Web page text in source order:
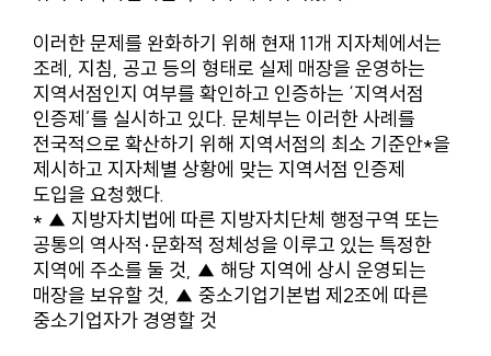
이러한 문제를 완화하기 위해 현재 11개 지자체에서는
조례, 지침, 공고 등의 형태로 실제 매장을 운영하는
지역서점인지 여부를 확인하고 인증하는 ‘지역서점
인증제’를 실시하고 있다. 문체부는 이러한 사례를
전국적으로 확산하기 위해 지역서점의 최소 기준안*을
제시하고 지자체별 상황에 맞는 지역서점 인증제
도입을 요청했다.
* ▲ 지방자치법에 따른 지방자치단체 행정구역 또는
공통의 역사적·문화적 정체성을 이루고 있는 특정한
지역에 주소를 둘 것, ▲ 해당 지역에 상시 운영되는
매장을 보유할 것, ▲ 중소기업기본법 제2조에 따른
중소기업자가 경영할 것